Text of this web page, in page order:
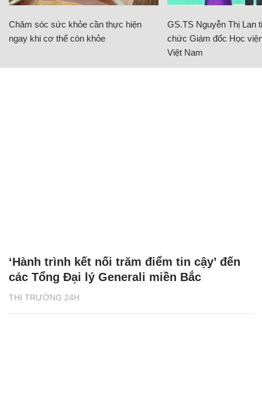
Chăm sóc sức khỏe cần thực hiện
ngay khi cơ thể còn khỏe
GS.TS Nguyễn Thị Lan
chức Giám đốc Học
Việt Nam
THỊ TRƯỜNG 24H
‘Hành trình kết nối trăm điểm tin cậy’ đến
các Tổng Đại lý Generali miền Bắc